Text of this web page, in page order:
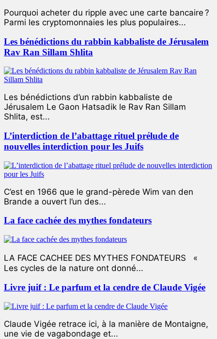
Pourquoi acheter du ripple avec une carte bancaire ?
Parmi les cryptomonnaies les plus populaires...
Les bénédictions du rabbin kabbaliste de Jérusalem
Rav Ran Sillam Shlita
Les bénédictions d’un rabbin kabbaliste de
Jérusalem Le Gaon Hatsadik le Rav Ran Sillam
Shlita, est...
L’interdiction de l’abattage rituel prélude de
nouvelles interdiction pour les Juifs
C’est en 1966 que le grand-pèrede Wim van den
Brande a ouvert l’un des...
La face cachée des mythes fondateurs
LA FACE CACHEE DES MYTHES FONDATEURS «
Les cycles de la nature ont donné...
Livre juif : Le parfum et la cendre de Claude Vigée
Claude Vigée retrace ici, à la manière de Montaigne,
une vie de vagabondage et...